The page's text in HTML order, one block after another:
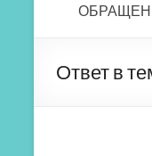
Ответ в